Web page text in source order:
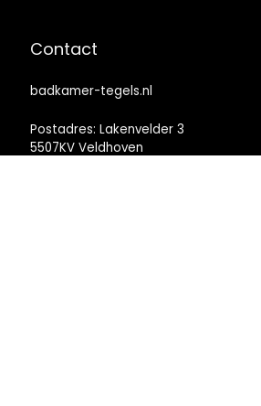
Contact
badkamer-tegels.nl
Postadres: Lakenvelder 3
5507KV Veldhoven